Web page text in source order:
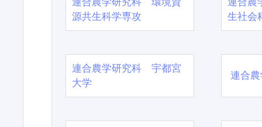
源共生科学専攻
生社会
連合農学研究科 宇都宮
大学
連合